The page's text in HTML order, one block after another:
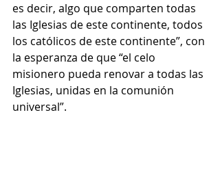
es decir, algo que comparten todas
las Iglesias de este continente, todos
los católicos de este continente”, con
la esperanza de que “el celo
misionero pueda renovar a todas las
Iglesias, unidas en la comunión
universal”.